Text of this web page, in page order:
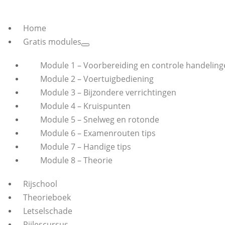
Home
Gratis modules
Module 1 – Voorbereiding en controle
Module 2 – Voertuigbediening
Module 3 – Bijzondere verrichtingen
Module 4 – Kruispunten
Module 5 – Snelweg en rotonde
Module 6 – Examenrouten tips
Module 7 – Handige tips
Module 8 – Theorie
Rijschool
Theorieboek
Letselschade